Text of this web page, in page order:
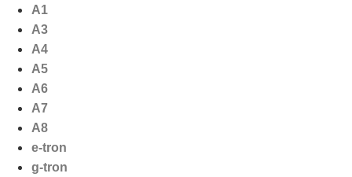
naar
inhoud
A1
A3
A4
A5
A6
A7
A8
e-tron
g-tron